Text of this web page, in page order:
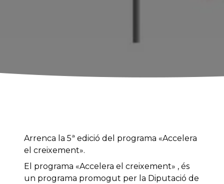
Arrenca la 5ª edició del programa «Accelera
el creixement».
El programa «Accelera el creixement» , és
un programa promogut per la Diputació de